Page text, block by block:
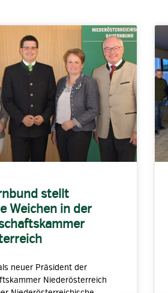
stellt
Weichen in der
neuer Präsident der
Niederösterreich